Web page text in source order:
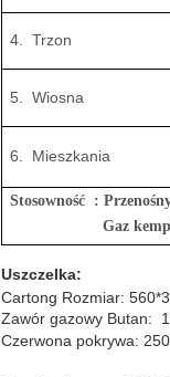
4. Trzon
5. Wiosna
6. Mieszkania
Stosowność :
Gaz
Uszczelka:
Cartong Rozmiar:
Zawór gazowy Butan:
Czerwona pokrywa: